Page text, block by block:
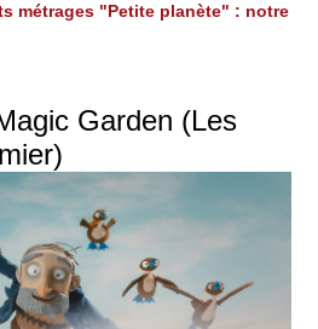
métrages "Petite planète" : notre
Garden (Les